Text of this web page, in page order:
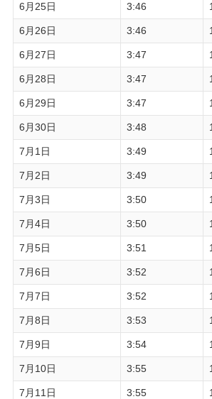
6月25日 3:46
6月26日 3:46
6月27日 3:47
6月28日 3:47
6月29日 3:47
6月30日 3:48
7月1日 3:49
7月2日 3:49
7月3日 3:50
7月4日 3:50
7月5日 3:51
7月6日 3:52
7月7日 3:52
7月8日 3:53
7月9日 3:54
7月10日 3:55
7月11日 3:55